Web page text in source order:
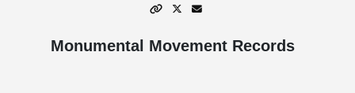
Monumental Movement Records